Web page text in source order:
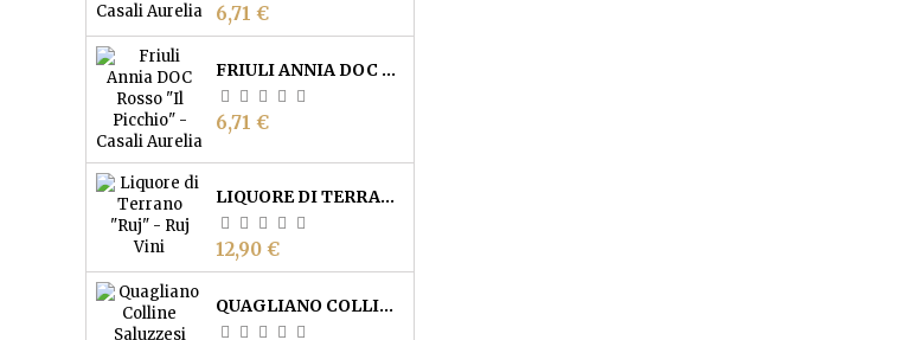
Prezzo
6,71 €
FRIULI ANNIA DOC ROSSO "IL PICCHIO" - CASALI AURELIA
Prezzo
6,71 €
LIQUORE DI TERRANO "RUJ" - RUJ VINI
Prezzo
12,90 €
QUAGLIANO COLLINE SALUZZESI DOC 2023 - BONATESTA ROVERE (6 BOTTIGLIE)